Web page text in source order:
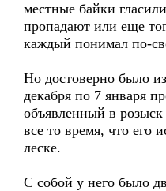
местные байки
пропадают или еще
каждый понимал по-
Но достоверно было
декабря по 7 января
объявленный в
все то время, что его
леске.
С собой у него было